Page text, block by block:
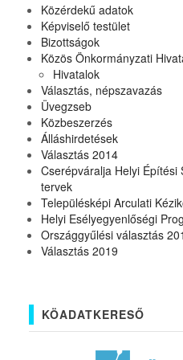
Közérdekű adatok
Képviselő testület
Bizottságok
Közös Önkormányzati
Hivatalok
Választás, népszavazás
Üvegzseb
Közbeszerzés
Álláshirdetések
Választás 2014
Cserépváralja Helyi Építési
tervek
Településképi Arculati
Helyi Esélyegyenlőségi
Országgyűlési választás
Választás 2019
KÖADATKERESŐ